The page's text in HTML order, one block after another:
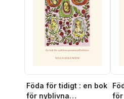
Föda för tidigt : en bok
för nyblivna
för